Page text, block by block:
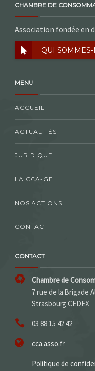
CHAMBRE DE
Association fondée en
QUI SOMMES-
MENU
ACCUEIL
ACTUALITÉS
JURIDIQUE
LA CCA-GE
NOS ACTIONS
CONTACT
CONTACT
Chambre de
7 rue de la Brigade
Strasbourg CEDEX
03 88 15 42 42
cca.asso.fr
Politique de